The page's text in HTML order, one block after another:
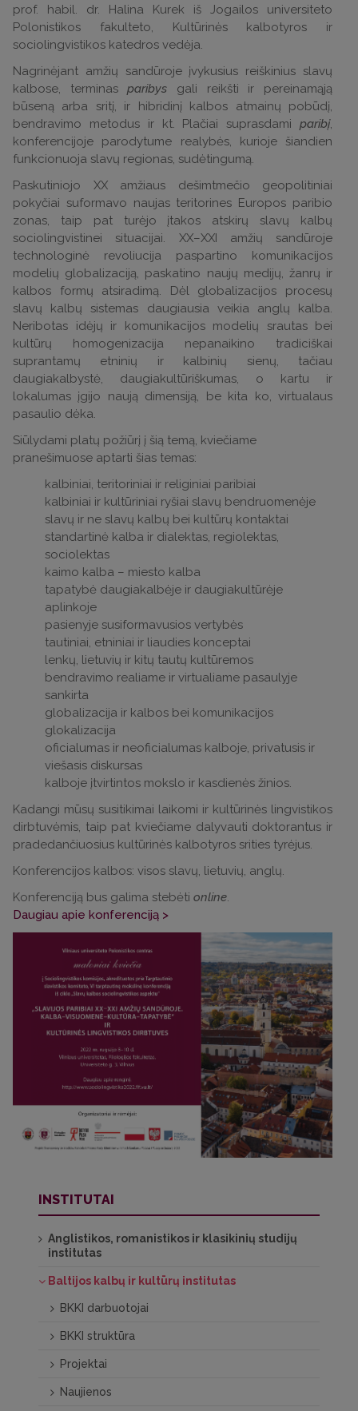
prof. habil. dr. Halina Kurek iš Jogailos universiteto
Polonistikos fakulteto, Kultūrinės kalbotyros ir
sociolingvistikos katedros vedėja.
Nagrinėjant amžių sandūroje įvykusius reiškinius slavų
kalbose, terminasparibys gali reikšti ir pereinamąją
būseną arba sritį, ir hibridinį kalbos atmainų pobūdį,
bendravimo metodus ir kt. Plačiai suprasdami paribį,
konferencijoje parodytume realybės, kurioje šiandien
funkcionuoja slavų regionas, sudėtingumą.
Paskutiniojo XX amžiaus dešimtmečio geopolitiniai
pokyčiai suformavo naujas teritorines Europos paribio
zonas, taip pat turėjo įtakos atskirų slavų kalbų
sociolingvistinei situacijai. XX–XXI amžių sandūroje
technologinė revoliucija paspartino komunikacijos
modelių globalizaciją, paskatino naujų medijų, žanrų ir
kalbos formų atsiradimą. Dėl globalizacijos procesų
slavų kalbų sistemas daugiausia veikia anglų kalba.
Neribotas idėjų ir komunikacijos modelių srautas bei
kultūrų homogenizacija nepanaikino tradiciškai
suprantamų etninių ir kalbinių sienų, tačiau
daugiakalbystė, daugiakultūriškumas, o kartu ir
lokalumas įgijo naują dimensiją, be kita ko, virtualaus
pasaulio dėka.
Siūlydami platų požiūrį į šią temą, kviečiame
pranešimuose aptarti šias temas:
kalbiniai, teritoriniai ir religiniai paribiai
kalbiniai ir kultūriniai ryšiai slavų bendruomenėje
slavų ir ne slavų kalbų bei kultūrų kontaktai
standartinė kalba ir dialektas, regiolektas,
sociolektas
kaimo kalba – miesto kalba
tapatybė daugiakalbėje ir daugiakultūrėje
aplinkoje
pasienyje susiformavusios vertybės
tautiniai, etniniai ir liaudies konceptai
lenkų, lietuvių ir kitų tautų kultūremos
bendravimo realiame ir virtualiame pasaulyje
sankirta
globalizacija ir kalbos bei komunikacijos
glokalizacija
oficialumas ir neoficialumas kalboje, privatusis ir
viešasis diskursas
kalboje įtvirtintos mokslo ir kasdienės žinios.
Kadangi mūsų susitikimai laikomi ir kultūrinės lingvistikos
dirbtuvėmis, taip pat kviečiame dalyvauti doktorantus ir
pradedančiuosius kultūrinės kalbotyros srities tyrėjus.
Konferencijos kalbos: visos slavų, lietuvių, anglų.
Konferenciją bus galima stebėti online.
Daugiau apie konferenciją >
INSTITUTAI
Anglistikos, romanistikos ir klasikinių studijų
institutas
Baltijos kalbų ir kultūrų institutas
BKKI darbuotojai
BKKI struktūra
Projektai
Naujienos